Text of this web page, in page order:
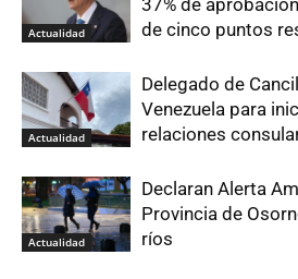
Actualidad
de cinco puntos
Actualidad
Delegado de
Venezuela para
relaciones
Actualidad
Declaran Alerta
Provincia de
ríos